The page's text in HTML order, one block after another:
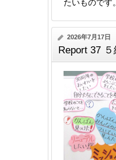
たいものです。
2026年7月17日
Report 37